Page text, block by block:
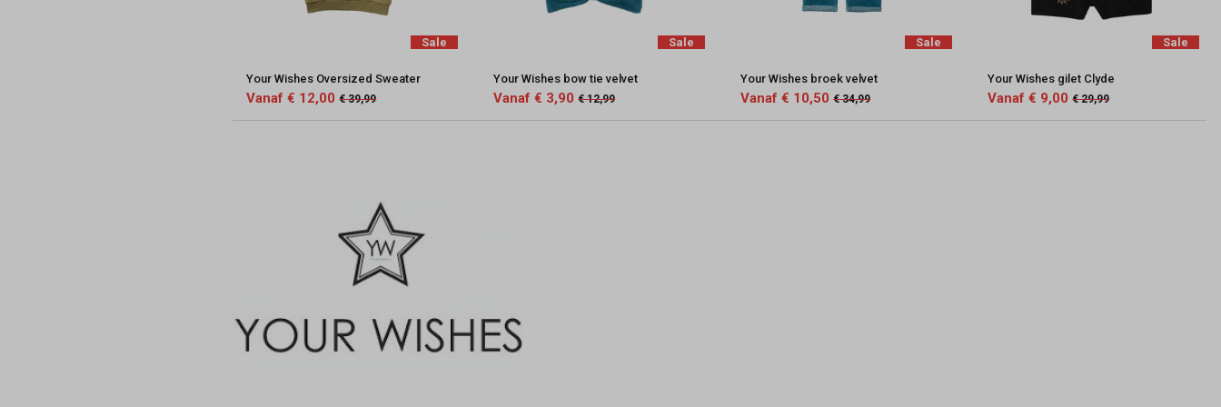
Sale
Your Wishes Oversized Sweater
Vanaf € 12,00 € 39,99
Sale
Your Wishes bow tie velvet
Vanaf € 3,90 € 12,99
Sale
Your Wishes broek velvet
Vanaf € 10,50 € 34,99
Sale
Your Wishes gilet Clyde
Vanaf € 9,00 € 29,99